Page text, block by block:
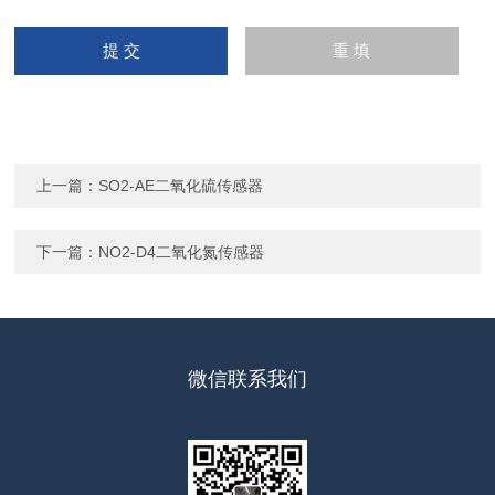
上一篇： SO2-AE二氧化硫传感器
下一篇： NO2-D4二氧化氮传感器
微信联系我们